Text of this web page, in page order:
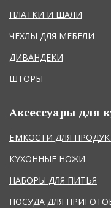
ПЛАТКИ И ШАЛИ
ЧЕХЛЫ ДЛЯ МЕБЕЛИ
ДИВАНДЕКИ
ШТОРЫ
Аксессуары для
ЁМКОСТИ ДЛЯ
КУХОННЫЕ НОЖИ
НАБОРЫ ДЛЯ ПИТЬЯ
ПОСУДА ДЛЯ